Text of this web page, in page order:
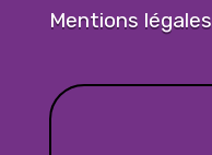
Mentions légales